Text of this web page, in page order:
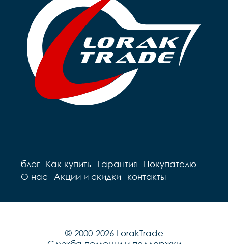
блог Как купить Гарантия
Покупателю
О нас
Акции и скидки контакты
© 2000-2026 LorakTrade